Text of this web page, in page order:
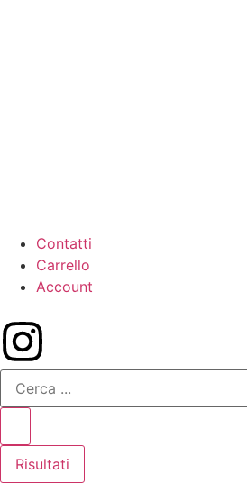
Contatti
Carrello
Account
Risultati